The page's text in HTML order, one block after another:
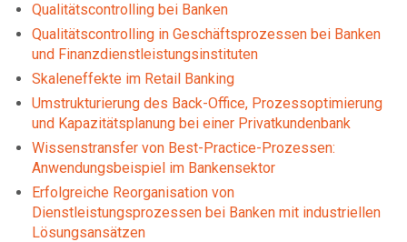
Qualitätscontrolling bei Banken
Qualitätscontrolling in Geschäftsprozessen bei Banken
und Finanzdienstleistungsinstituten
Skaleneffekte im Retail Banking
Umstrukturierung des Back-Office, Prozessoptimierung
und Kapazitätsplanung bei einer Privatkundenbank
Wissenstransfer von Best-Practice-Prozessen:
Anwendungsbeispiel im Bankensektor
Erfolgreiche Reorganisation von
Dienstleistungsprozessen bei Banken mit industriellen
Lösungsansätzen